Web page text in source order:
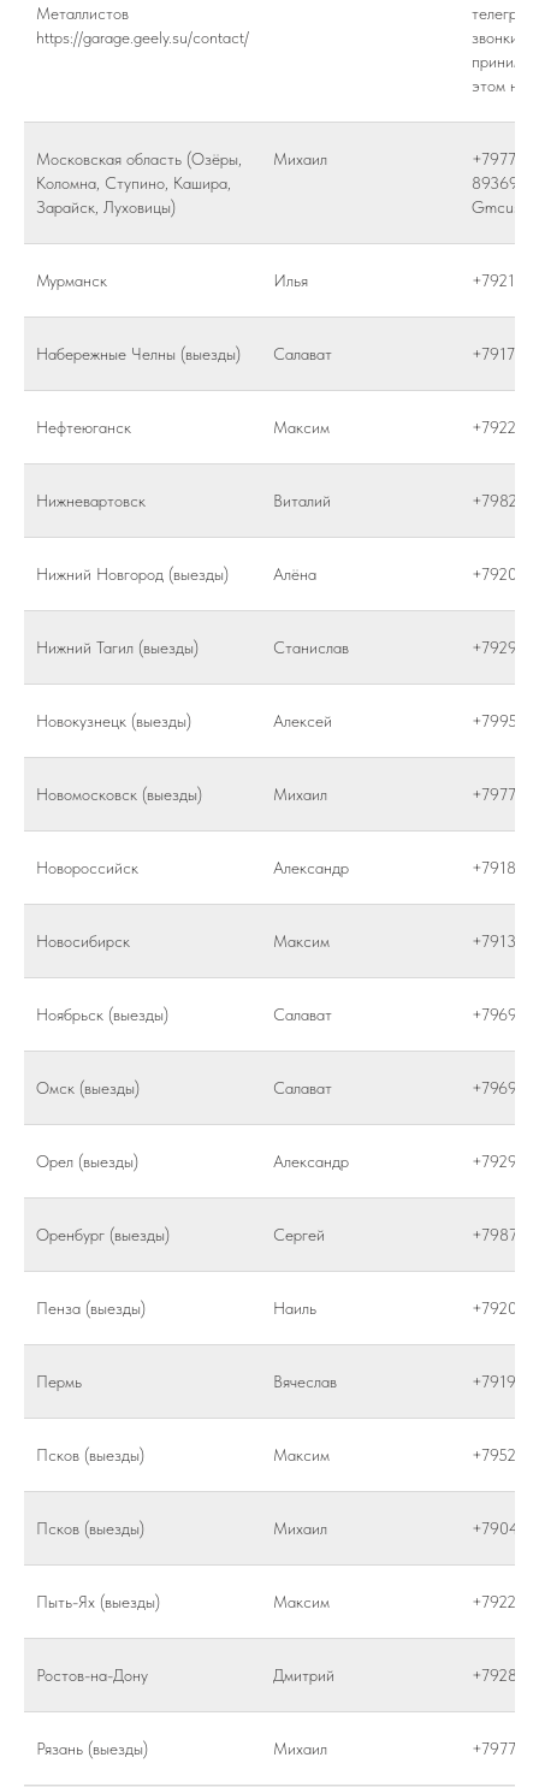
Металлистов
https://garage.geely.su/contact/
звонки не
этом
Московская область (Озёры,
Коломна, Ступино, Кашира,
Зарайск, Луховицы)
Михаил
Мурманск Илья
Набережные Челны (выезды) Салават
Нефтеюганск Максим
Нижневартовск Виталий
Нижний Новгород (выезды) Алёна
Нижний Тагил (выезды) Станислав
Новокузнецк (выезды) Алексей
Новомосковск (выезды) Михаил
Новороссийск Александр
Новосибирск Максим
Ноябрьск (выезды) Салават
Омск (выезды) Салават
Орел (выезды) Александр
Оренбург (выезды) Сергей
Пенза (выезды) Наиль
Пермь Вячеслав
Псков (выезды) Максим
Псков (выезды) Михаил
Пыть-Ях (выезды) Максим
Ростов-на-Дону Дмитрий
Рязань (выезды) Михаил